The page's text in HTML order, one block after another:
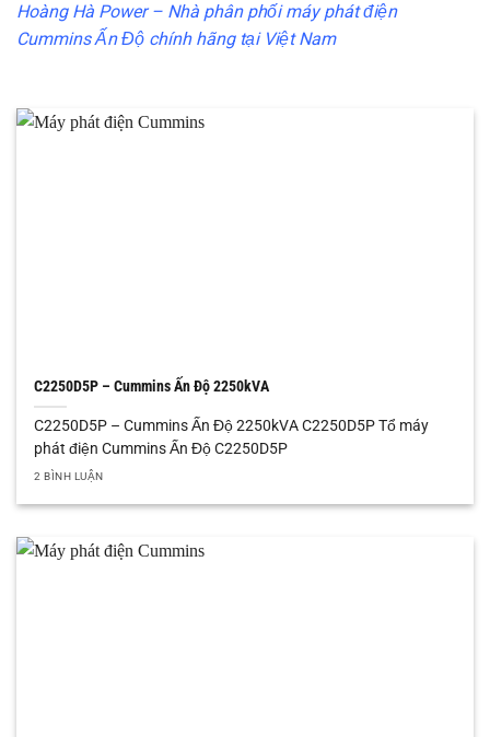
Hoàng Hà Power – Nhà phân phối máy phát điện
Cummins Ấn Độ chính hãng tại Việt Nam
C2250D5P – Cummins Ấn Độ 2250kVA
C2250D5P – Cummins Ấn Độ 2250kVA C2250D5P Tổ máy
phát điện Cummins Ấn Độ C2250D5P
2 BÌNH LUẬN